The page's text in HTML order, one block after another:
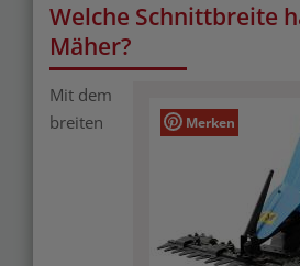
Welche Schnittbreite
Mäher?
Merken
Mit dem
breiten